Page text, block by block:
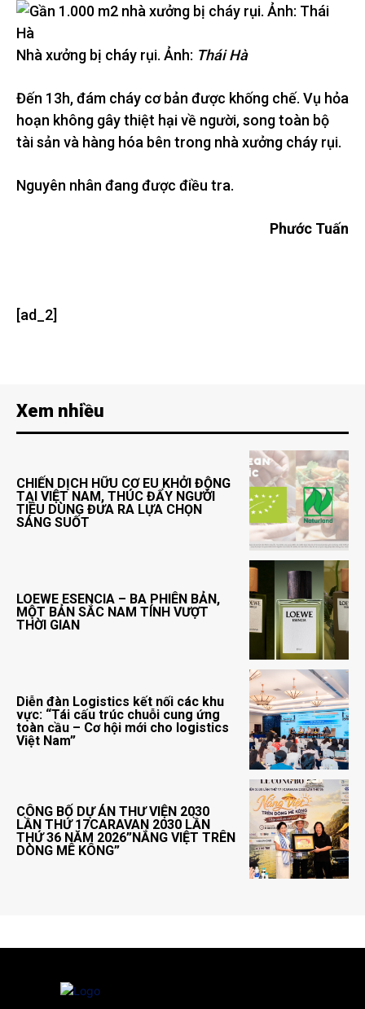
Nhà xưởng bị cháy rụi. Ảnh: Thái Hà
Đến 13h, đám cháy cơ bản được khống chế. Vụ hỏa
hoạn không gây thiệt hại về người, song toàn bộ
tài sản và hàng hóa bên trong nhà xưởng cháy rụi.
Nguyên nhân đang được điều tra.
Phước Tuấn
[ad_2]
Xem nhiều
CHIẾN DỊCH HỮU CƠ EU KHỞI ĐỘNG
TẠI VIỆT NAM, THÚC ĐẨY NGƯỜI
TIÊU DÙNG ĐƯA RA LỰA CHỌN
SÁNG SUỐT
LOEWE ESENCIA – BA PHIÊN BẢN,
MỘT BẢN SẮC NAM TÍNH VƯỢT
THỜI GIAN
Diễn đàn Logistics kết nối các khu
vực: “Tái cấu trúc chuỗi cung ứng
toàn cầu – Cơ hội mới cho logistics
Việt Nam”
CÔNG BỐ DỰ ÁN THƯ VIỆN 2030
LẦN THỨ 17CARAVAN 2030 LẦN
THỨ 36 NĂM 2026”NẮNG VIỆT TRÊN
DÒNG MÊ KÔNG”